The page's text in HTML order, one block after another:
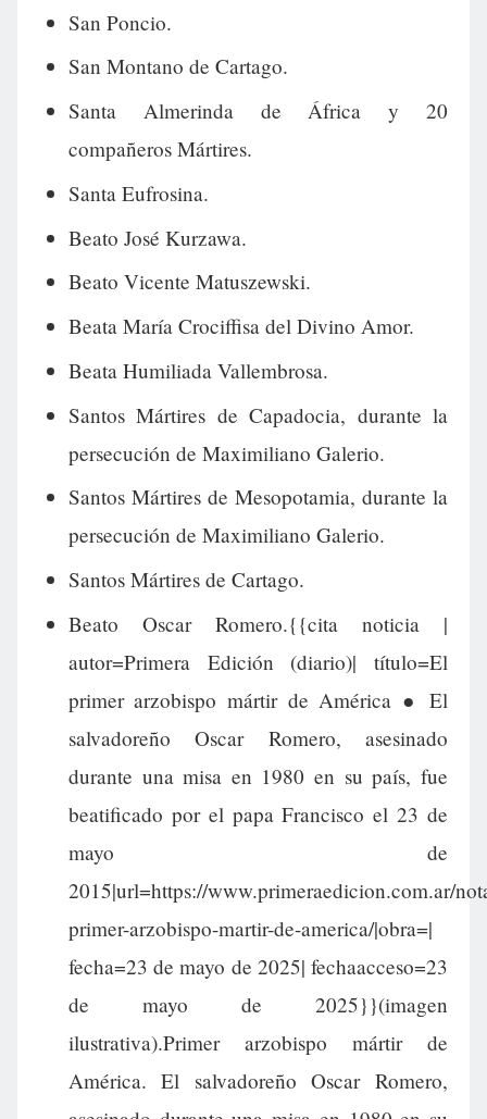
San Poncio.
San Montano de Cartago.
Santa Almerinda de África y 20
compañeros Mártires.
Santa Eufrosina.
Beato José Kurzawa.
Beato Vicente Matuszewski.
Beata María Crociffisa del Divino Amor.
Beata Humiliada Vallembrosa.
Santos Mártires de Capadocia, durante la
persecución de Maximiliano Galerio.
Santos Mártires de Mesopotamia, durante la
persecución de Maximiliano Galerio.
Santos Mártires de Cartago.
Beato Oscar Romero.{{cita noticia |
autor=Primera Edición (diario)| título=El
primer arzobispo mártir de América ● El
salvadoreño Oscar Romero, asesinado
durante una misa en 1980 en su país, fue
beatificado por el papa Francisco el 23 de
mayo de
2015|url=https://www.primeraedicion.com.ar/
primer-arzobispo-martir-de-america/|obra=|
fecha=23 de mayo de 2025| fechaacceso=23
de mayo de 2025}}(imagen
ilustrativa).Primer arzobispo mártir de
América. El salvadoreño Oscar Romero,